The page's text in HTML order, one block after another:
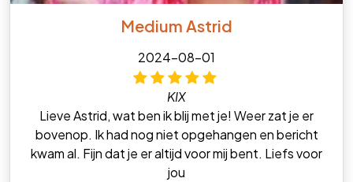
Medium Astrid
2024-08-01
KIX
Lieve Astrid, wat ben ik blij met je! Weer zat je er
bovenop. Ik had nog niet opgehangen en bericht
kwam al. Fijn dat je er altijd voor mij bent. Liefs voor
jou